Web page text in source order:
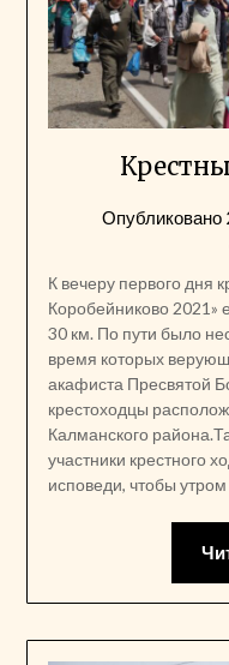
Опубликовано
К вечеру первого дня
Коробейниково 2021»
30 км. По пути было
время которых
акафиста Пресвятой
крестоходцы
Калманского
участники крестного
исповеди, чтобы